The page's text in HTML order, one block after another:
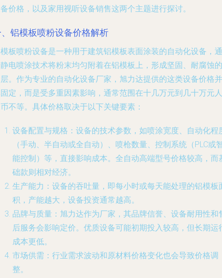
价格，以及家用视听设备销售这两个主题进行探讨。
铝模板喷粉设备价格解析
板喷粉设备是一种用于建筑铝模板表面涂装的自动化设备，通
电喷涂技术将粉末均匀附着在铝模板上，形成坚固、耐腐蚀的
。作为专业的自动化设备厂家，旭力达提供的这类设备价格并
定，而是受多重因素影响，通常范围在十几万元到几十万元人
不等。具体价格取决于以下关键要素：
设备配置与规格 ：设备的技术参数，如喷涂宽度、自动化程
（手动、半自动或全自动）、喷枪数量、控制系统（PLC或
能控制）等，直接影响成本。全自动高端型号价格较高，而
础款则相对经济。
生产能力 ：设备的吞吐量，即每小时或每天能处理的铝模板
积，产能越大，设备投资通常越高。
品牌与质量 ：旭力达作为厂家，其品牌信誉、设备耐用性和
后服务会影响定价。优质设备可能初期投入较高，但长期运
成本更低。
市场供需 ：行业需求波动和原材料价格变化也会导致价格调
整。